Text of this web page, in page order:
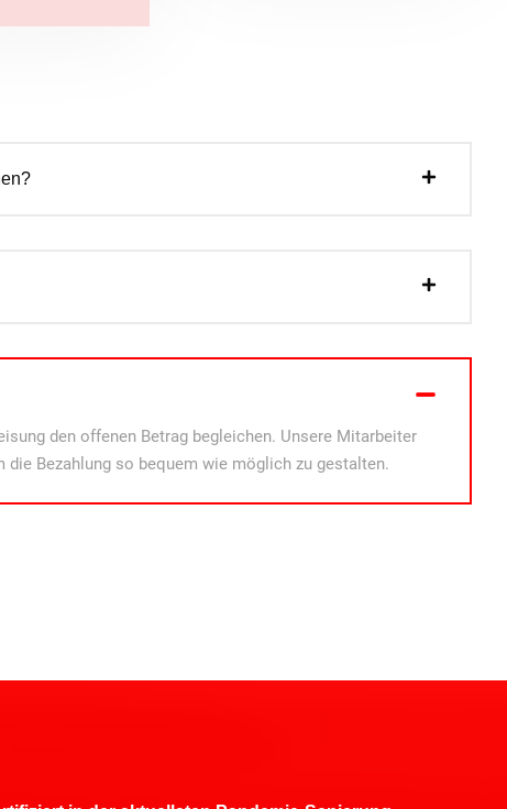
den offenen Betrag begleichen. Unsere Mitarbeiter
Bezahlung so bequem wie möglich zu gestalten.